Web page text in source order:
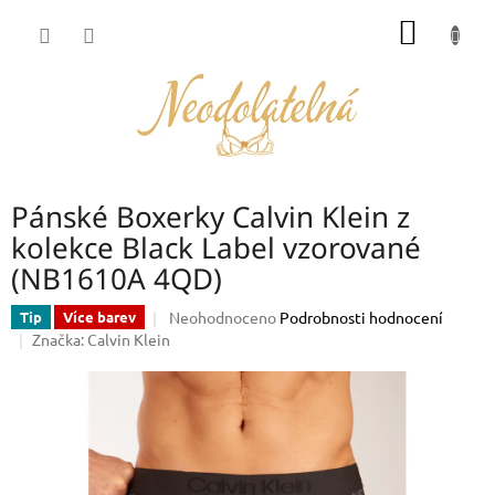
Pánské Boxerky Calvin Klein z
kolekce Black Label vzorované
(NB1610A 4QD)
Tip Více barev
Průměrné
hodnocení
je
z
Neohodnoceno Podrobnosti hodnocení
Značka: Calvin Klein